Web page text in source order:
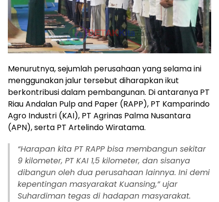
Menurutnya, sejumlah perusahaan yang selama ini
menggunakan jalur tersebut diharapkan ikut
berkontribusi dalam pembangunan. Di antaranya PT
Riau Andalan Pulp and Paper (RAPP), PT Kamparindo
Agro Industri (KAI), PT Agrinas Palma Nusantara
(APN), serta PT Artelindo Wiratama.
“Harapan kita PT RAPP bisa membangun sekitar
9 kilometer, PT KAI 1,5 kilometer, dan sisanya
dibangun oleh dua perusahaan lainnya. Ini demi
kepentingan masyarakat Kuansing,” ujar
Suhardiman tegas di hadapan masyarakat.